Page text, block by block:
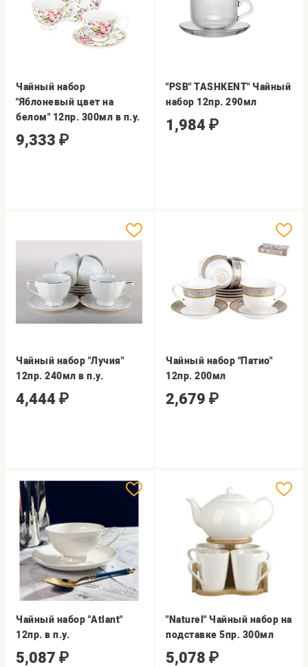
Чайный набор
"Яблоневый цвет на
белом" 12пр. 300мл в п.у.
9,333 ₽
"PSB" TASHKENT" Чайный
набор 12пр. 290мл
1,984 ₽
Чайный набор "Лучия"
12пр. 240мл в п.у.
4,444 ₽
Чайный набор "Патио"
12пр. 200мл
2,679 ₽
Чайный набор "Atlant"
12пр. в п.у.
5,087 ₽
"Naturel" Чайный набор на
подставке 5пр. 300мл
5,078 ₽